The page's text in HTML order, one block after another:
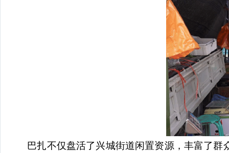
巴扎不仅盘活了兴城街道闲置资源，丰富了